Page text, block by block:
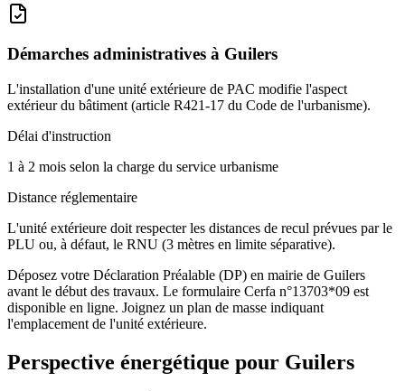
Démarches administratives à Guilers
L'installation d'une unité extérieure de PAC modifie l'aspect
extérieur du bâtiment (article R421-17 du Code de l'urbanisme).
Délai d'instruction
1 à 2 mois selon la charge du service urbanisme
Distance réglementaire
L'unité extérieure doit respecter les distances de recul prévues par le
PLU ou, à défaut, le RNU (3 mètres en limite séparative).
Déposez votre Déclaration Préalable (DP) en mairie de Guilers
avant le début des travaux. Le formulaire Cerfa n°13703*09 est
disponible en ligne. Joignez un plan de masse indiquant
l'emplacement de l'unité extérieure.
Perspective énergétique pour Guilers